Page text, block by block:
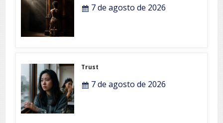
7 de agosto de 2026
Trust
7 de agosto de 2026